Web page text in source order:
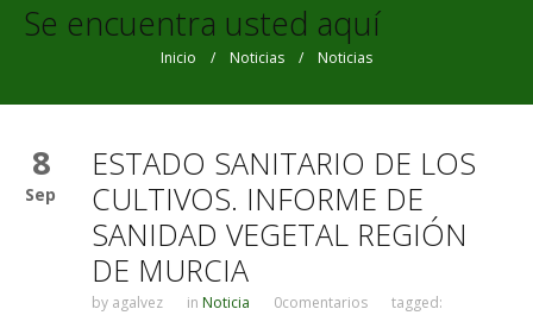
Se encuentra usted aquí
Inicio / Noticias / Noticias
8
Sep
ESTADO SANITARIO DE LOS
CULTIVOS. INFORME DE
SANIDAD VEGETAL REGIÓN
DE MURCIA
by agalvez in Noticia 0comentarios tagged: